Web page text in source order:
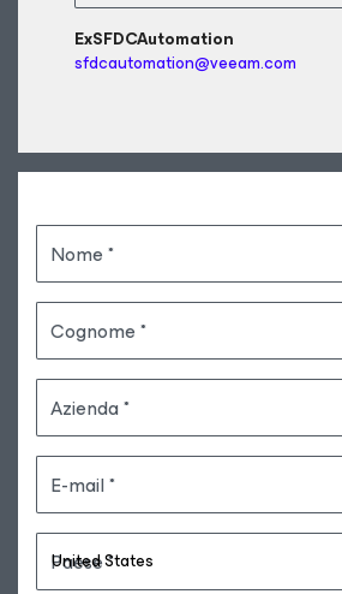
ExSFDCAutomation
sfdcautomation@veeam.com
Nome
Cognome
Azienda
E-mail
Paese